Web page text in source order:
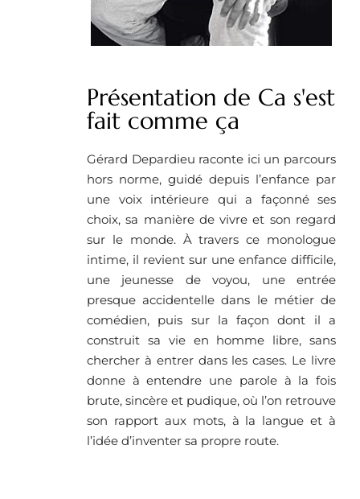
Présentation de Ca s'est
fait comme ça
Gérard Depardieu raconte ici un parcours
hors norme, guidé depuis l’enfance par
une voix intérieure qui a façonné ses
choix, sa manière de vivre et son regard
sur le monde. À travers ce monologue
intime, il revient sur une enfance difficile,
une jeunesse de voyou, une entrée
presque accidentelle dans le métier de
comédien, puis sur la façon dont il a
construit sa vie en homme libre, sans
chercher à entrer dans les cases. Le livre
donne à entendre une parole à la fois
brute, sincère et pudique, où l’on retrouve
son rapport aux mots, à la langue et à
l’idée d’inventer sa propre route.